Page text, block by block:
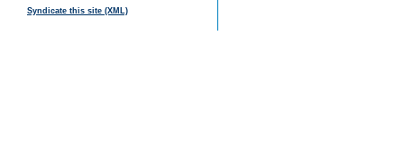
Syndicate this site (XML)